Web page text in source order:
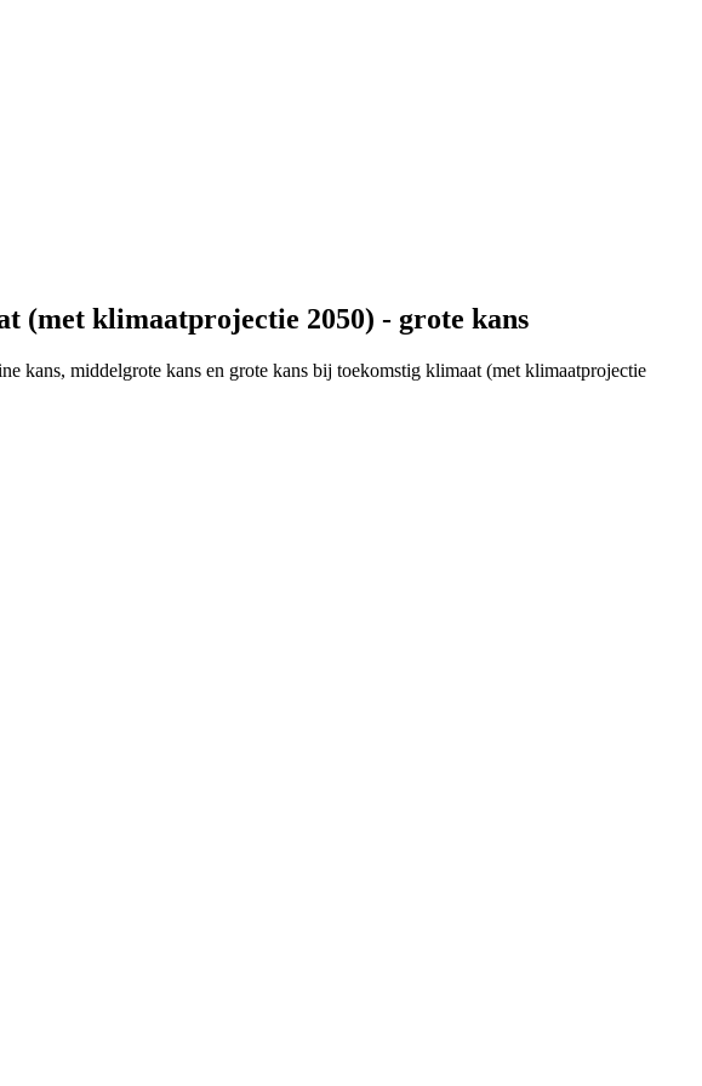
(met klimaatprojectie 2050) - grote kans
kans, middelgrote kans en grote kans bij toekomstig klimaat (met klimaatprojectie